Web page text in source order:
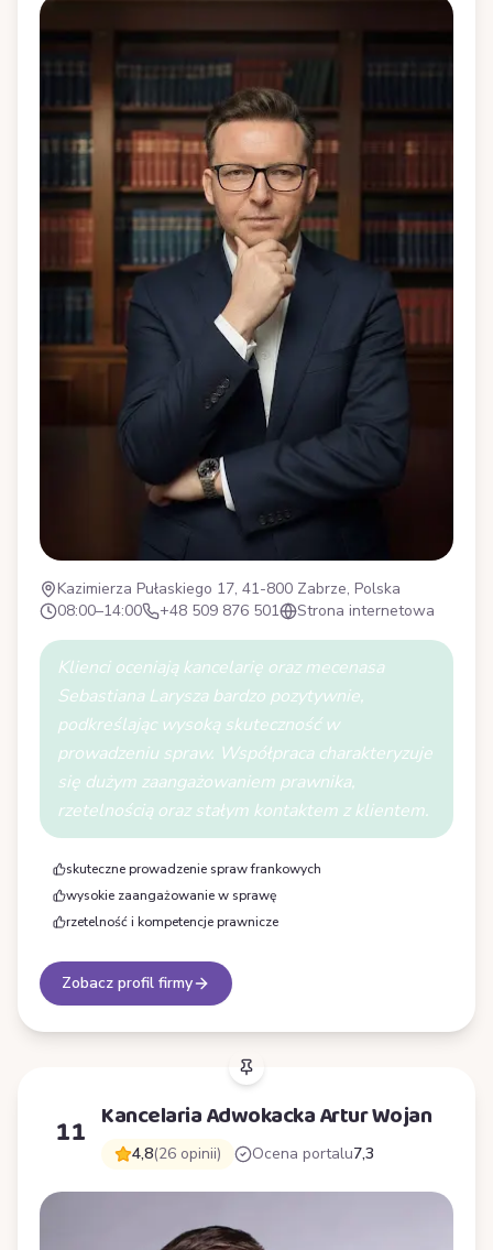
Kazimierza Pułaskiego 17, 41-800 Zabrze, Polska
08:00–14:00
+48 509 876 501 Strona internetowa
Klienci oceniają kancelarię oraz mecenasa
Sebastiana Larysza bardzo pozytywnie,
podkreślając wysoką skuteczność w
prowadzeniu spraw. Współpraca charakteryzuje
się dużym zaangażowaniem prawnika,
rzetelnością oraz stałym kontaktem z klientem.
skuteczne prowadzenie spraw frankowych
wysokie zaangażowanie w sprawę
rzetelność i kompetencje prawnicze
Zobacz profil firmy
11 Kancelaria Adwokacka Artur Wojan
4,8(26 opinii) Ocena portalu7,3